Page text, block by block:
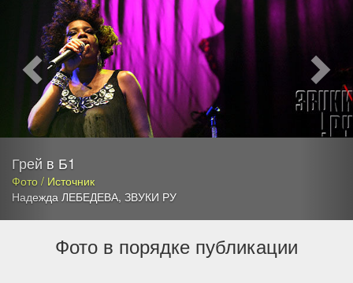
Грей в Б1
Фото / Источник
Надежда ЛЕБЕДЕВА, ЗВУКИ РУ
Фото в порядке публикации